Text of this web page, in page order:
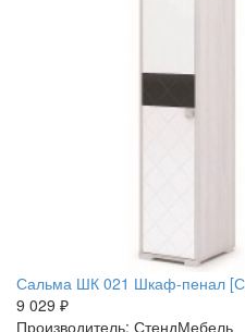
Сальма ШК 021 Шкаф-пенал
9 029 ₽
Производитель: СтендМебель